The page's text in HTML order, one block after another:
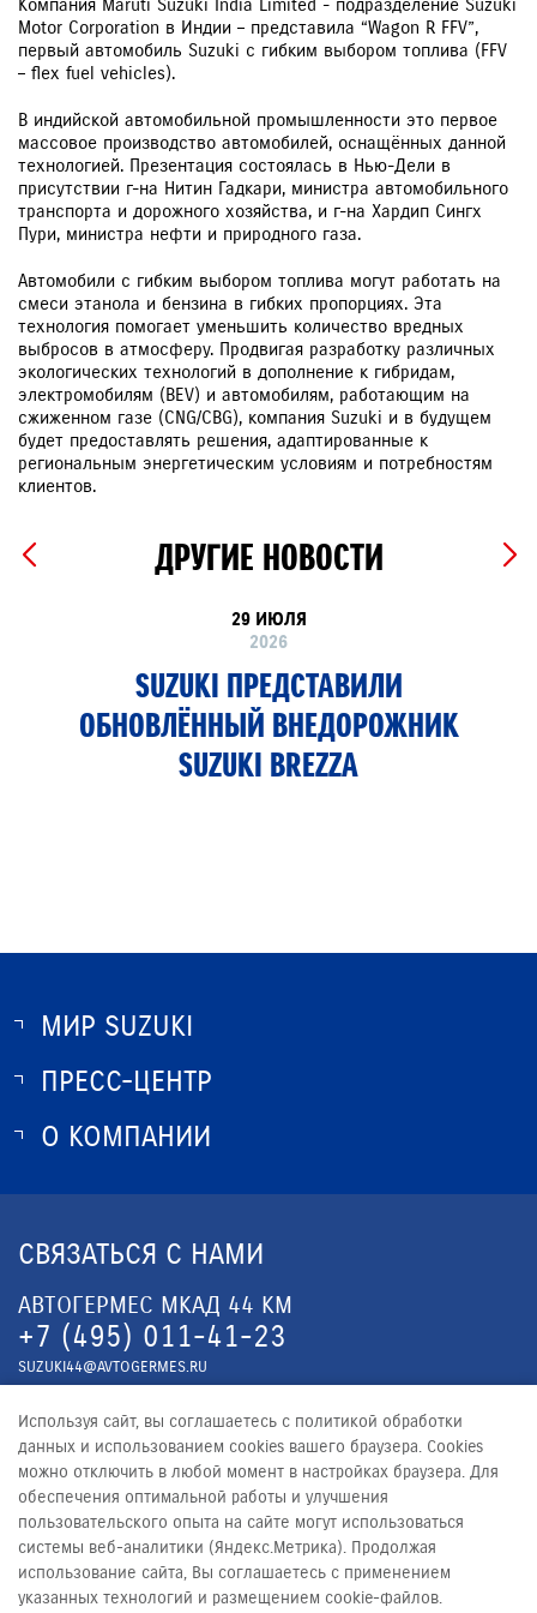
Компания Maruti Suzuki India Limited - подразделение Suzuki
Motor Corporation в Индии – представила “Wagon R FFV”,
первый автомобиль Suzuki с гибким выбором топлива (FFV
– flex fuel vehicles).
В индийской автомобильной промышленности это первое
массовое производство автомобилей, оснащённых данной
технологией. Презентация состоялась в Нью-Дели в
присутствии г-на Нитин Гадкари, министра автомобильного
транспорта и дорожного хозяйства, и г-на Хардип Сингх
Пури, министра нефти и природного газа.
Автомобили c гибким выбором топлива могут работать на
смеси этанола и бензина в гибких пропорциях. Эта
технология помогает уменьшить количество вредных
выбросов в атмосферу. Продвигая разработку различных
экологических технологий в дополнение к гибридам,
электромобилям (BEV) и автомобилям, работающим на
сжиженном газе (CNG/CBG), компания Suzuki и в будущем
будет предоставлять решения, адаптированные к
региональным энергетическим условиям и потребностям
клиентов.
ДРУГИЕ НОВОСТИ
29 ИЮЛЯ
2026
SUZUKI ПРЕДСТАВИЛИ
ОБНОВЛЁННЫЙ ВНЕДОРОЖНИК
SUZUKI BREZZA
МИР SUZUKI
О SUZUKI
ОПТОВЫЕ ПРОДАЖИ ЗАПЧАСТЕЙ
ПРЕСС-ЦЕНТР
НОВОСТИ
О КОМПАНИИ
ЮРИДИЧЕСКАЯ ИНФОРМАЦИЯ
СВЯЗАТЬСЯ С НАМИ
АВТОГЕРМЕС МКАД 44 КМ
+7 (495) 011-41-23
SUZUKI44@AVTOGERMES.RU
АВТОГЕРМЕС Ш. ЭНТУЗИАСТОВ
+7 (495) 011-41-23
SUZUKI59@AVTOGERMES.RU
© 2026
Используя сайт, вы соглашаетесь с политикой обработки
данных и использованием cookies вашего браузера. Cookies
можно отключить в любой момент в настройках браузера. Для
обеспечения оптимальной работы и улучшения
пользовательского опыта на сайте могут использоваться
системы веб-аналитики (Яндекс.Метрика). Продолжая
использование сайта, Вы соглашаетесь с применением
указанных технологий и размещением cookie-файлов.